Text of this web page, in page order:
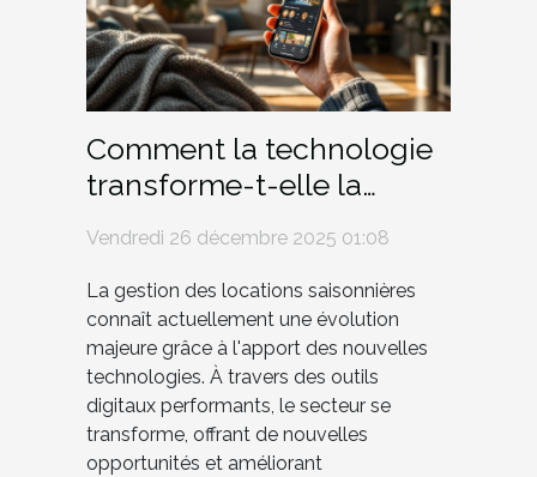
Comment la technologie
transforme-t-elle la
gestion des locations
saisonnières ?
Vendredi 26 décembre 2025 01:08
La gestion des locations saisonnières
connaît actuellement une évolution
majeure grâce à l'apport des nouvelles
technologies. À travers des outils
digitaux performants, le secteur se
transforme, offrant de nouvelles
opportunités et améliorant